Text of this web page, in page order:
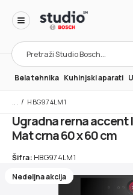
Products
search
Bela tehnika Kuhinjski aparati
/ HBG974LM1
Ugradna rerna accent
Mat crna 60 x 60 cm
Šifra: HBG974LM1
Nedeljna akcija